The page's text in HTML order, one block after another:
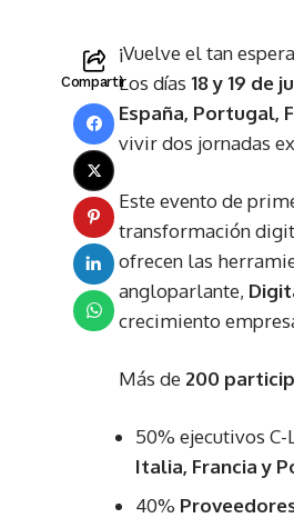
Compartir
¡Vuelve el tan
Los días 18 y 19 de
España, Portugal,
vivir dos jornadas
Este evento de
transformación
ofrecen las
angloparlante,
crecimiento
Más de 200
50% ejecutivos
Italia, Francia y
40%